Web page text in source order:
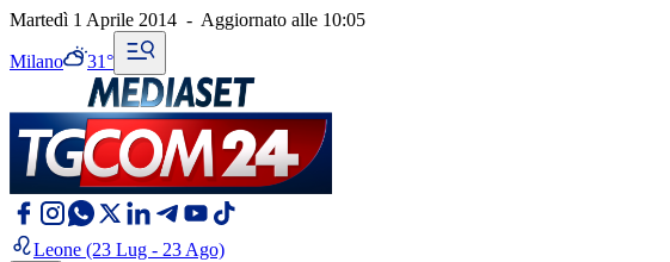
Martedì 1 Aprile 2014 - Aggiornato alle 10:05
Milano 31°
Leone (23 Lug - 23 Ago)